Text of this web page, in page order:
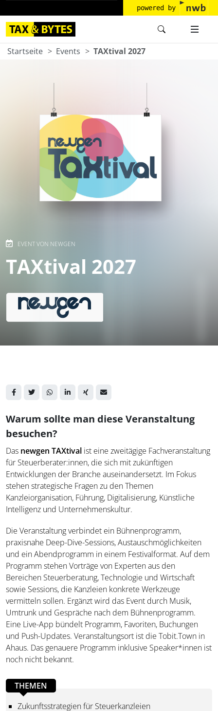
powered by
Startseite Events TAXtival 2027
EVENT VON NEWGEN
TAXtival 2027
Warum sollte man diese Veranstaltung
besuchen?
Das newgen TAXtival ist eine zweitägige Fachveranstaltung
für Steuerberater:innen, die sich mit zukünftigen
Entwicklungen der Branche auseinandersetzt. Im Fokus
stehen strategische Fragen zu den Themen
Kanzleiorganisation, Führung, Digitalisierung, Künstliche
Intelligenz und Unternehmenskultur.
Die Veranstaltung verbindet ein Bühnenprogramm,
praxisnahe Deep-Dive-Sessions, Austauschmöglichkeiten
und ein Abendprogramm in einem Festivalformat. Auf dem
Programm stehen Vorträge von Experten aus den
Bereichen Steuerberatung, Technologie und Wirtschaft
sowie Sessions, die Kanzleien konkrete Werkzeuge
vermitteln sollen. Ergänzt wird das Event durch Musik,
Umtrunk und Gespräche nach dem Bühnenprogramm.
Eine Live-App bündelt Programm, Favoriten, Buchungen
und Push-Updates. Veranstaltungsort ist die Tobit.Town in
Ahaus. Das genauere Programm inklusive Speaker*innen ist
noch nicht bekannt.
THEMEN
Zukunftsstrategien für Steuerkanzleien